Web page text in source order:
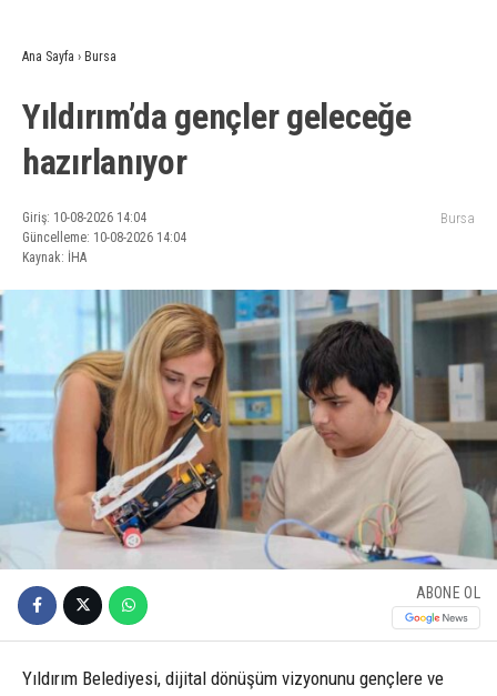
Ana Sayfa › Bursa
Yıldırım’da gençler geleceğe
hazırlanıyor
Giriş: 10-08-2026 14:04
Güncelleme: 10-08-2026 14:04
Kaynak: İHA
Bursa
ABONE OL
Yıldırım Belediyesi, dijital dönüşüm vizyonunu gençlere ve